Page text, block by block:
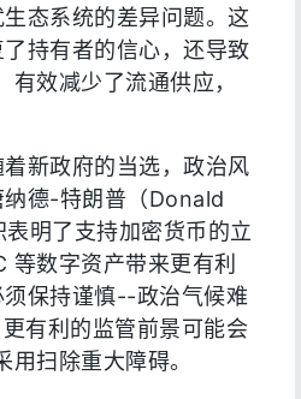
态系统的差异问题。这
持有者的信心，还导致
效减少了流通供应，
着新政府的当选，政治风
德-特朗普（Donald
明了支持加密货币的立
数字资产带来更有利
保持谨慎--政治气候难
有利的监管前景可能会
扫除重大障碍。